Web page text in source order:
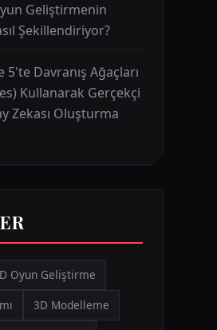
Geliştirmenin
Şekillendiriyor?
5'te Davranış Ağaçları
Kullanarak Gerçekçi
Zekası Oluşturma
Oyun Geliştirme
3D Modelleme